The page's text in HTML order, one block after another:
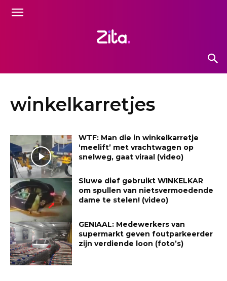
winkelkarretjes
WTF: Man die in winkelkarretje
‘meelift’ met vrachtwagen op
snelweg, gaat viraal (video)
Sluwe dief gebruikt WINKELKAR
om spullen van nietsvermoedende
dame te stelen! (video)
GENIAAL: Medewerkers van
supermarkt geven foutparkeerder
zijn verdiende loon (foto’s)